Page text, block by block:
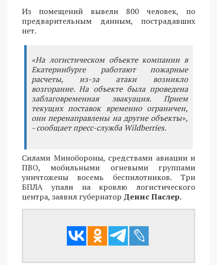
Из помещений вывели 800 человек, по
предварительным данным, пострадавших
нет.
«На логистическом объекте компании в
Екатеринбурге работают пожарные
расчеты, из-за атаки возникло
возгорание. На объекте была проведена
заблаговременная эвакуация. Прием
текущих поставок временно ограничен,
они перенаправлены на другие объекты»,
- сообщает пресс-служба Wildberries.
Силами Минобороны, средствами авиации и
ПВО, мобильными огневыми группами
уничтожены восемь беспилотников. Три
БПЛА упали на кровлю логистического
центра, заявил губернатор Денис Паслер.